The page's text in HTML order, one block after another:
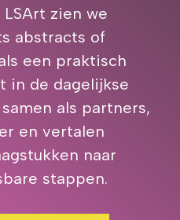
zien we
abstracts of
een praktisch
in de dagelijkse
als partners,
en vertalen
naar
stappen.